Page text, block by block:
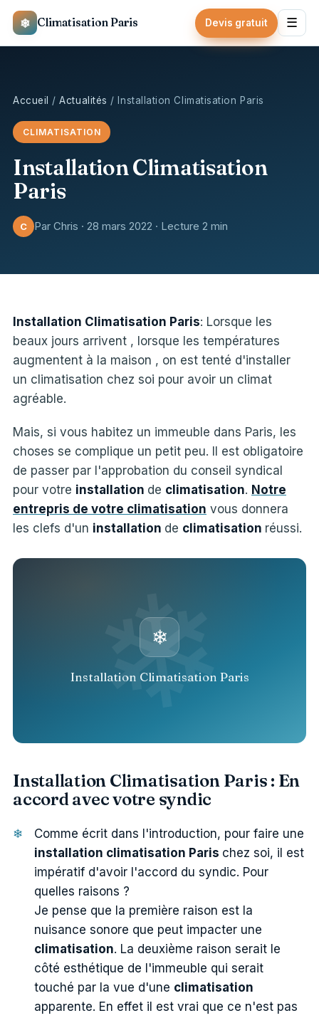
❄ Climatisation Paris Devis gratuit ☰
Accueil /Actualités / Installation Climatisation Paris
CLIMATISATION
Installation Climatisation
Paris
C Par Chris · 28 mars 2022 · Lecture 2 min
Installation Climatisation Paris: Lorsque les
beaux jours arrivent , lorsque les températures
augmentent à la maison , on est tenté d'installer
un climatisation chez soi pour avoir un climat
agréable.
Mais, si vous habitez un immeuble dans Paris, les
choses se complique un petit peu. Il est obligatoire
de passer par l'approbation du conseil syndical
pour votre installation de climatisation. Notre
entrepris de votre climatisation vous donnera
les clefs d'un installation de climatisation réussi.
❄
Installation Climatisation Paris
Installation Climatisation Paris : En
accord avec votre syndic
Comme écrit dans l'introduction, pour faire une
installation climatisation Paris chez soi, il est
impératif d'avoir l'accord du syndic. Pour
quelles raisons ?
Je pense que la première raison est la
nuisance sonore que peut impacter une
climatisation. La deuxième raison serait le
côté esthétique de l'immeuble qui serait
touché par la vue d'une climatisation
apparente. En effet il est vrai que ce n'est pas